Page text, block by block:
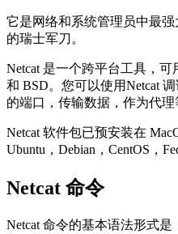
它是网络和系统管理员中最
的瑞士军刀。
Netcat 是一个跨平台工具，可
和 BSD。您可以使用Netcat
的端口，传输数据，作为代理
Netcat 软件包已预安装在
Ubuntu，Debian，CentOS，
Netcat 命令
Netcat 命令的基本语法形式是